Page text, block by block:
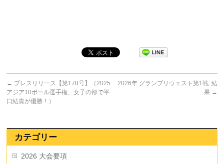
← プレスリリース【第178号】（2025
アジア10ボール選手権、女子の部で平
口結貴が優勝！）
2026年 グランプリウェスト第1戦･結
果 →
カテゴリー
2026 大会要項